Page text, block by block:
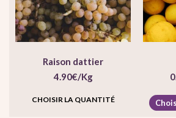
Raison dattier
4.90€/Kg
CHOISIR LA QUANTITÉ